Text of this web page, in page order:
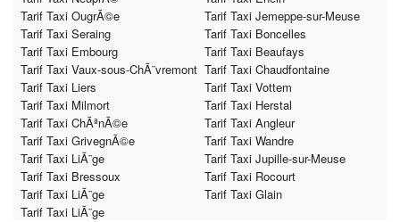
Tarif Taxi OugrÃ©e
Tarif Taxi Jemeppe-sur-Meuse
Tarif Taxi Seraing
Tarif Taxi Boncelles
Tarif Taxi Embourg
Tarif Taxi Beaufays
Tarif Taxi Vaux-sous-ChÃ¨vremont Tarif Taxi Chaudfontaine
Tarif Taxi Liers
Tarif Taxi Vottem
Tarif Taxi Milmort
Tarif Taxi Herstal
Tarif Taxi ChÃªnÃ©e
Tarif Taxi Angleur
Tarif Taxi GrivegnÃ©e
Tarif Taxi Wandre
Tarif Taxi LiÃ¨ge
Tarif Taxi Jupille-sur-Meuse
Tarif Taxi Bressoux
Tarif Taxi Rocourt
Tarif Taxi LiÃ¨ge
Tarif Taxi Glain
Tarif Taxi LiÃ¨ge